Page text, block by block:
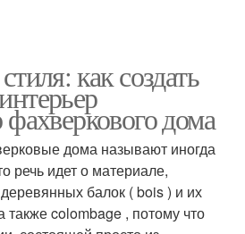
как создать
дома
дома называют иногда
речь идет о материале,
балок ( bois ) и их
также colombage , потому что